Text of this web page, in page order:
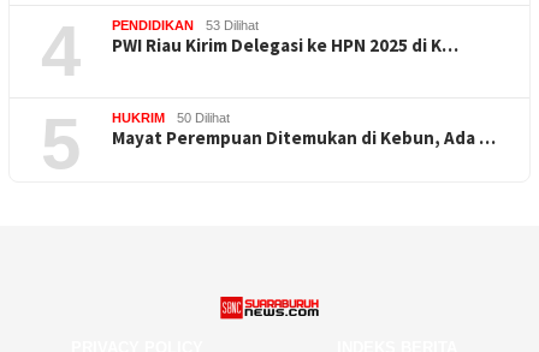
4 PENDIDIKAN 53 Dilihat
PWI Riau Kirim Delegasi ke HPN 2025 di K…
5 HUKRIM 50 Dilihat
Mayat Perempuan Ditemukan di Kebun, Ada …